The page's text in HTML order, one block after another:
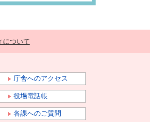
について
庁舎へのアクセス
役場電話帳
各課へのご質問